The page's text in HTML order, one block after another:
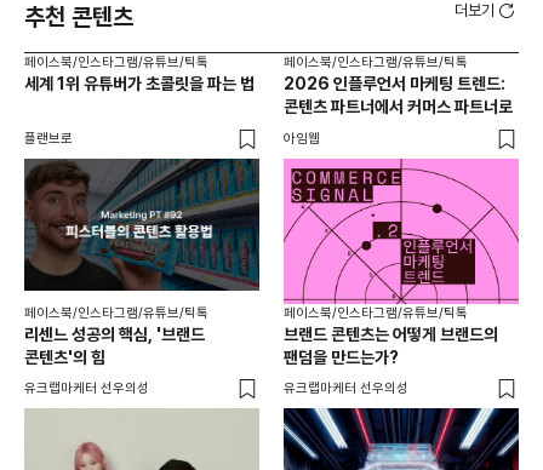
추천 콘텐츠 더보기
페이스북/인스타그램/유튜브/틱톡
세계 1위 유튜버가 초콜릿을 파는 법
플랜브로
페이스북/인스타그램/유튜브/틱톡
2026 인플루언서 마케팅 트렌드:
콘텐츠 파트너에서 커머스 파트너로
아임웹
페이스북/인스타그램/유튜브/틱톡
리센느 성공의 핵심, '브랜드
콘텐츠'의 힘
유크랩마케터 선우의성
페이스북/인스타그램/유튜브/틱톡
브랜드 콘텐츠는 어떻게 브랜드의
팬덤을 만드는가?
유크랩마케터 선우의성